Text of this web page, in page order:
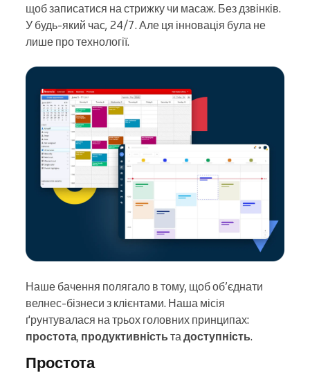
щоб записатися на стрижку чи масаж. Без дзвінків.
У будь-який час, 24/7. Але ця інновація була не
лише про технології.
Наше бачення полягало в тому, щоб об’єднати
велнес-бізнеси з клієнтами. Наша місія
ґрунтувалася на трьох головних принципах:
простота, продуктивність та доступність.
Простота